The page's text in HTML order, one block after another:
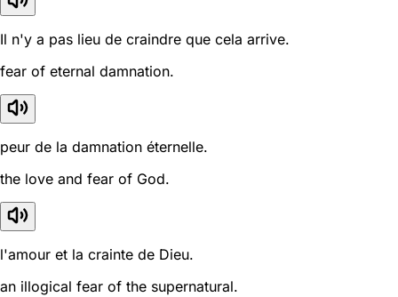
Il n'y a pas lieu de craindre que cela arrive.
fear of eternal damnation.
peur de la damnation éternelle.
the love and fear of God.
l'amour et la crainte de Dieu.
an illogical fear of the supernatural.